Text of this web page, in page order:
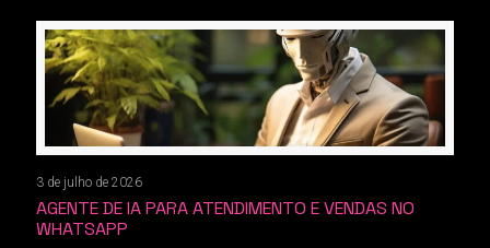
3 de julho de 2026
AGENTE DE IA PARA ATENDIMENTO E VENDAS NO
WHATSAPP